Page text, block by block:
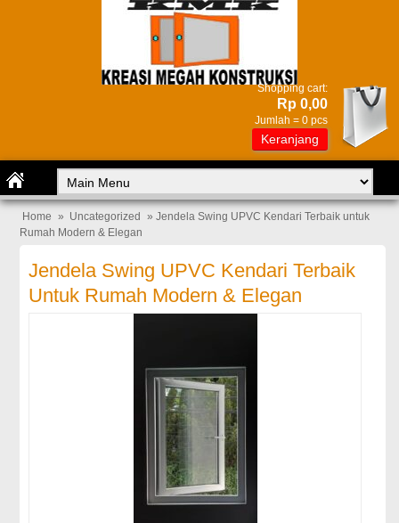
Shopping cart:
Rp 0,00
Jumlah = 0 pcs
Keranjang
Home » Uncategorized
» Jendela Swing UPVC Kendari Terbaik untuk
Rumah Modern & Elegan
Jendela Swing UPVC Kendari Terbaik
Untuk Rumah Modern & Elegan